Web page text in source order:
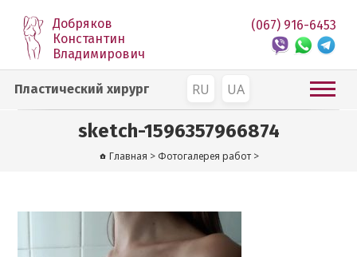
Добряков
Константин
Владимирович
RU UA
(067) 916-6453
Пластический хирург
sketch-1596357966874
Главная > Фотогалерея работ >